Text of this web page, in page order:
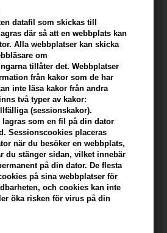
datafil som skickas till
där så att en webbplats kan
Alla webbplatser kan skicka
om
tillåter det. Webbplatser
från kakor som de har
inte läsa kakor från andra
två typer av kakor:
(sessionskakor).
lagras som en fil på din dator
Sessionscookies placeras
när du besöker en webbplats,
du stänger sidan, vilket innebär
på din dator. De flesta
på sina webbplatser för
och cookies kan inte
öka risken för virus på din
Strong Hold Hairspray 300ml